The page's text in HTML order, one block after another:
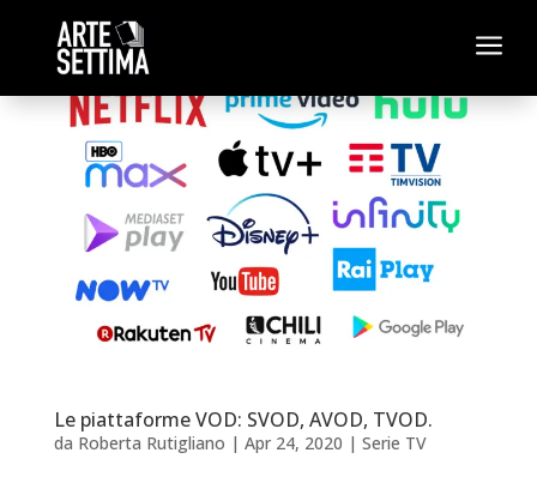
a
Le piattaforme VOD: SVOD, AVOD, TVOD.
da Roberta Rutigliano | Apr 24, 2020 | Serie TV